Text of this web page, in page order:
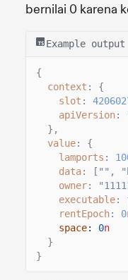
bernilai 0 karena
Example output
{
context : {
slot :
apiVersion:
},
value: {
lamports :
data: [ "" ,
owner:
executable:
rentEpoch: 0
space: 0n
}
}